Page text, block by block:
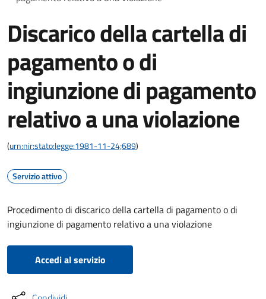
Discarico della cartella di
pagamento o di
ingiunzione di pagamento
relativo a una violazione
(urn:nir:stato:legge:1981-11-24;689)
Servizio attivo
Procedimento di discarico della cartella di pagamento o di
ingiunzione di pagamento relativo a una violazione
Accedi al servizio